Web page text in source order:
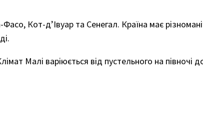
Кот-д’Івуар та Сенегал. Країна має
Малі варіюється від пустельного на півночі